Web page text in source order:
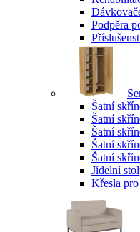
Podpěra
Šatní
Šatní
Šatní
Šatní
Šatní
Jídelní
Křesla